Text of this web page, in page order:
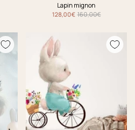
Lapin mignon
128,00€ 160,00€